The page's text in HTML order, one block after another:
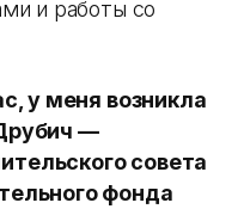
и работы со
у меня возникла
—
совета
фонда